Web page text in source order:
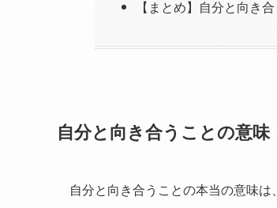
【まとめ】自分と向き
自分と向き合うことの意味
自分と向き合うことの本当の意味は